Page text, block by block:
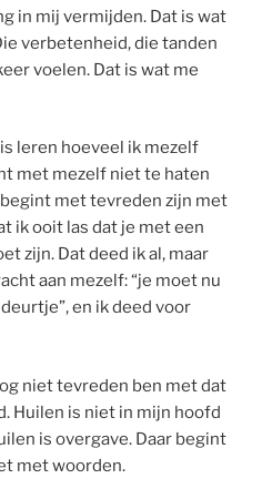
in mij vermijden. Dat is wat
verbetenheid, die tanden
voelen. Dat is wat me
leren hoeveel ik mezelf
met mezelf niet te haten
met tevreden zijn met
ik ooit las dat je met een
zijn. Dat deed ik al, maar
aan mezelf: “je moet nu
en ik deed voor
niet tevreden ben met dat
Huilen is niet in mijn hoofd
is overgave. Daar begint
met woorden.